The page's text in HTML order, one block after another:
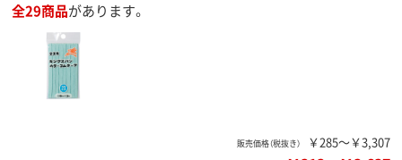
全29商品があります。
販売価格（税抜き） ￥285～￥3,307